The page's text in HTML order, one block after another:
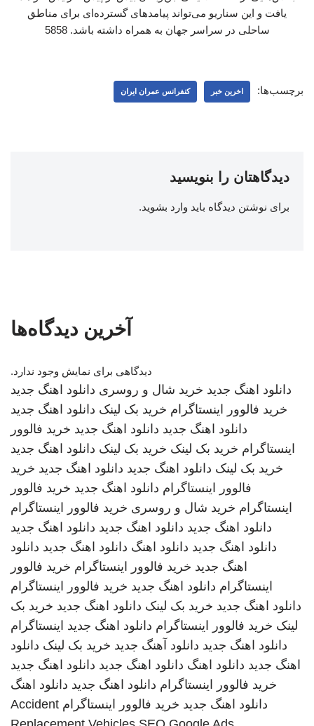
یافت و این سناریو می‌تواند پیامدهای گسترده‌ای برای مناطق
ساحلی در سراسر جهان به همراه داشته باشد. 5858
برچسب‌ها: اخرین خبر کنفرانس عمران ایران
دیدگاهتان را بنویسید
برای نوشتن دیدگاه باید وارد بشوید.
آخرین دیدگاه‌ها
دیدگاهی برای نمایش وجود ندارد.
دانلود اهنگ جدید خرید شال و روسری دانلود اهنگ جدید
خرید فالوور اینستاگرام خرید بک لینک دانلود اهنگ جدید
دانلود اهنگ جدید دانلود اهنگ جدید خرید فالوور
اینستاگرام خرید بک لینک خرید بک لینک دانلود اهنگ جدید
خرید بک لینک دانلود اهنگ جدید دانلود اهنگ جدید خرید
فالوور اینستاگرام دانلود اهنگ جدید خرید فالوور
اینستاگرام خرید شال و روسری خرید فالوور اینستاگرام
دانلود اهنگ جدید دانلود اهنگ جدید دانلود اهنگ جدید
دانلود اهنگ جدید دانلود اهنگ دانلود اهنگ جدید دانلود
اهنگ جدید خرید فالوور اینستاگرام خرید فالوور
اینستاگرام دانلود اهنگ جدید خرید فالوور اینستاگرام
دانلود اهنگ جدید خرید بک لینک دانلود اهنگ جدید خرید بک
لینک خرید فالوور اینستاگرام دانلود اهنگ جدید اینستاگرام
دانلود اهنگ جدید دانلود آهنگ جدید خرید بک لینک دانلود
اهنگ جدید دانلود اهنگ دانلود اهنگ جدید دانلود اهنگ جدید
خرید فالوور اینستاگرام دانلود اهنگ جدید دانلود اهنگ
دانلود اهنگ جدید خرید فالوور اینستاگرام Accident